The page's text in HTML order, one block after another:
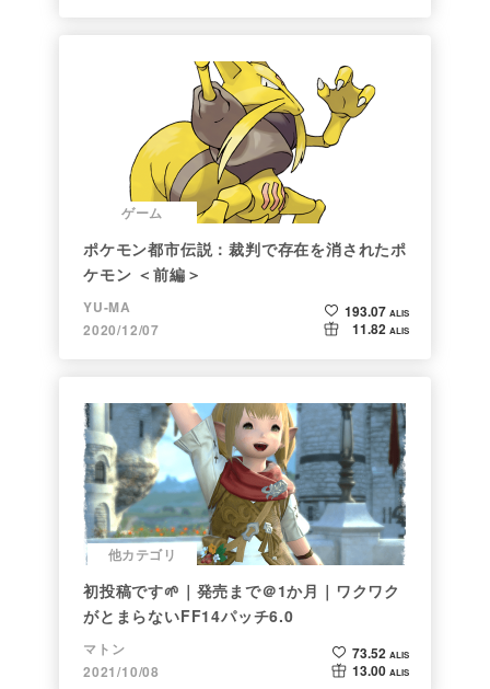
ゲーム
ポケモン都市伝説：裁判で存在を消されたポ
ケモン ＜前編＞
YU-MA
2020/12/07
193.07 ALIS
11.82 ALIS
他カテゴリ
初投稿です🌱｜発売まで＠1か月｜ワクワク
がとまらないFF14パッチ6.0
マトン
2021/10/08
73.52 ALIS
13.00 ALIS